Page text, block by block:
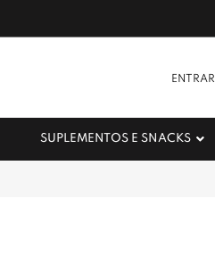
ENTRAR
SUPLEMENTOS E SNACKS